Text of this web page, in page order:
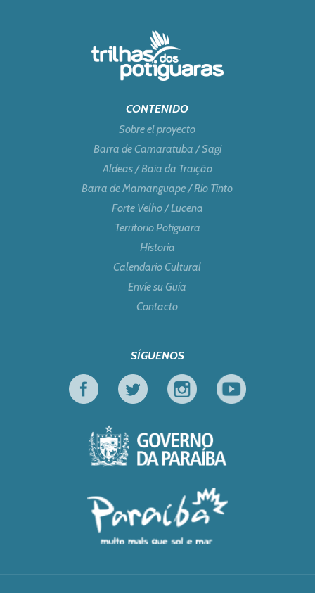
CONTENIDO
Sobre el proyecto
Barra de Camaratuba / Sagi
Aldeas / Baia da Traição
Barra de Mamanguape / Rio Tinto
Forte Velho / Lucena
Territorio Potiguara
Historia
Calendario Cultural
Envíe su Guía
Contacto
SÍGUENOS
Facebook
Twitter Instagram